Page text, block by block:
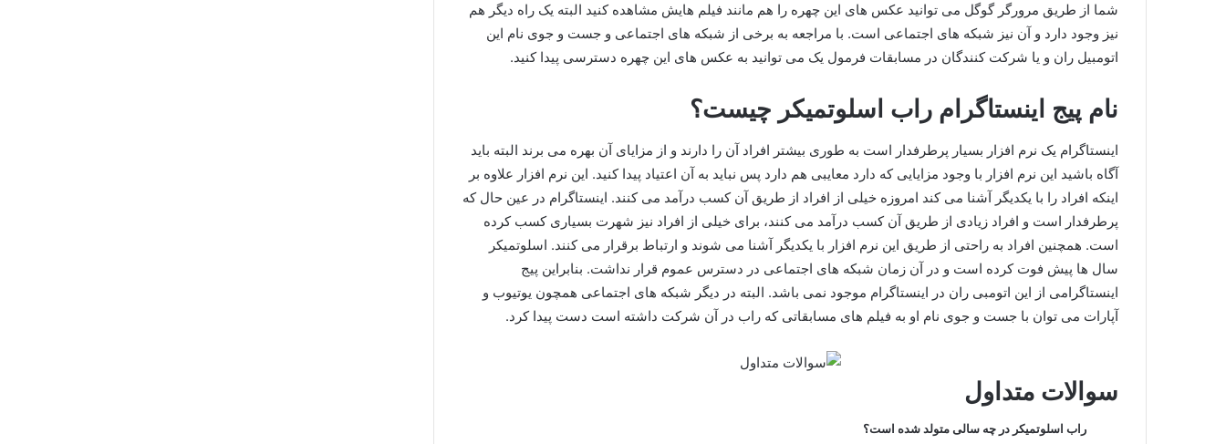
شما از طریق مرورگر گوگل می توانید عکس های این چهره را هم مانند فیلم هایش مشاهده کنید البته یک راه دیگر هم
نیز وجود دارد و آن نیز شبکه های اجتماعی است. با مراجعه به برخی از شبکه های اجتماعی و جست و جوی نام این
اتومبیل ران و یا شرکت کنندگان در مسابقات فرمول یک می توانید به عکس های این چهره دسترسی پیدا کنید.
نام پیج اینستاگرام راب اسلوتمیکر چیست؟
اینستاگرام یک نرم افزار بسیار پرطرفدار است به طوری بیشتر افراد آن را دارند و از مزایای آن بهره می برند البته باید
آگاه باشید این نرم افزار با وجود مزایایی که دارد معایبی هم دارد پس نباید به آن اعتیاد پیدا کنید. این نرم افزار علاوه بر
اینکه افراد را با یکدیگر آشنا می کند امروزه خیلی از افراد از طریق آن کسب درآمد می کنند. اینستاگرام در عین حال که
پرطرفدار است و افراد زیادی از طریق آن کسب درآمد می کنند، برای خیلی از افراد نیز شهرت بسیاری کسب کرده
است. همچنین افراد به راحتی از طریق این نرم افزار با یکدیگر آشنا می شوند و ارتباط برقرار می کنند. اسلوتمیکر
سال ها پیش فوت کرده است و در آن زمان شبکه های اجتماعی در دسترس عموم قرار نداشت. بنابراین پیج
اینستاگرامی از این اتومبی ران در اینستاگرام موجود نمی باشد. البته در دیگر شبکه های اجتماعی همچون یوتیوب و
آپارات می توان با جست و جوی نام او به فیلم های مسابقاتی که راب در آن شرکت داشته است دست پیدا کرد.
سوالات متداول
راب اسلوتمیکر در چه سالی متولد شده است؟